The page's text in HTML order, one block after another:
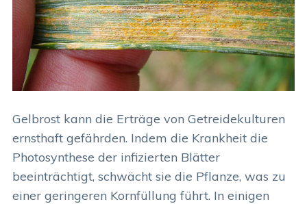
Gelbrost kann die Erträge von Getreidekulturen
ernsthaft gefährden. Indem die Krankheit die
Photosynthese der infizierten Blätter
beeinträchtigt, schwächt sie die Pflanze, was zu
einer geringeren Kornfüllung führt. In einigen